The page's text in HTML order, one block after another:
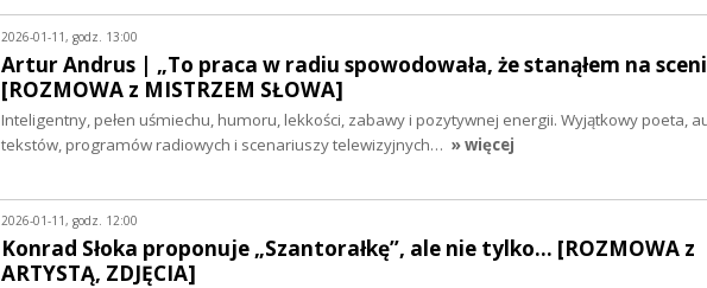
2026-01-11, godz. 13:00
Artur Andrus | „To praca w radiu spowodowała, że stanąłem na
[ROZMOWA z MISTRZEM SŁOWA]
Inteligentny, pełen uśmiechu, humoru, lekkości, zabawy i pozytywnej energii. Wyjątkowy poeta,
tekstów, programów radiowych i scenariuszy telewizyjnych… » więcej
2026-01-11, godz. 12:00
Konrad Słoka proponuje „Szantorałkę”, ale nie tylko... [ROZMOWA z
ARTYSTĄ, ZDJĘCIA]